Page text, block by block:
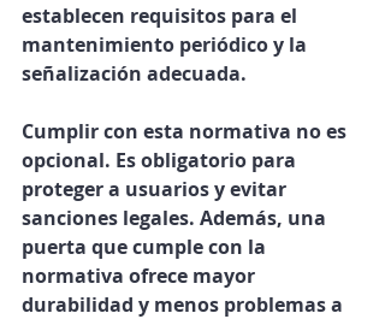
establecen requisitos para el
mantenimiento periódico y la
señalización adecuada.
Cumplir con esta normativa no es
opcional. Es obligatorio para
proteger a usuarios y evitar
sanciones legales. Además, una
puerta que cumple con la
normativa ofrece mayor
durabilidad y menos problemas a